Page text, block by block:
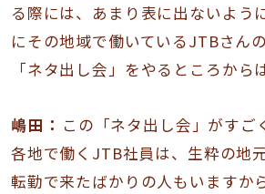
る際には、あまり表に出ないよう
にその地域で働いているJTBさん
「ネタ出し会」をやるところから
嶋田： この「ネタ出し会」がすご
各地で働くJTB社員は、生粋の地
転勤で来たばかりの人もいますか